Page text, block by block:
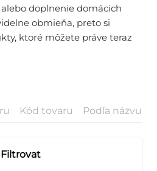
doplnenie domácich
obmieňa, preto si
ktoré môžete práve teraz
Kód tovaru Podľa názvu
Filtrovat